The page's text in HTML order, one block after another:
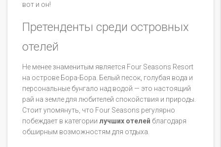
вот и он!
Претенденты среди островных
отелей
Не менее знаменитым является Four Seasons Resort
на острове Бора-Бора. Белый песок, голубая вода и
персональные бунгало над водой — это настоящий
рай на земле для любителей спокойствия и природы.
Стоит упомянуть, что Four Seasons регулярно
побеждает в категории лучших отелей благодаря
обширным возможностям для отдыха.